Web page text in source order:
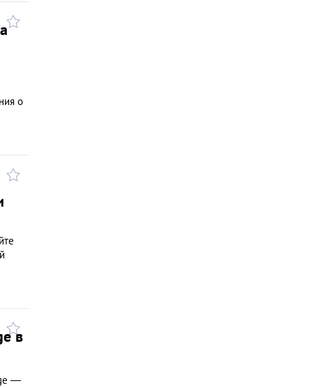
о
в
—